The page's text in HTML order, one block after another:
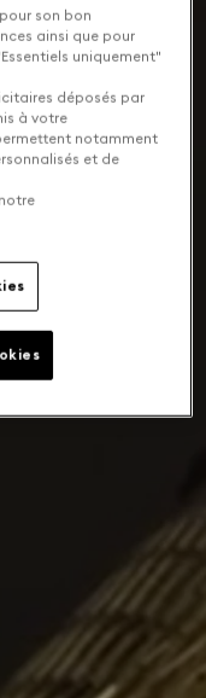
son bon
ainsi que pour
uniquement"
déposés par
à votre
notamment
et de